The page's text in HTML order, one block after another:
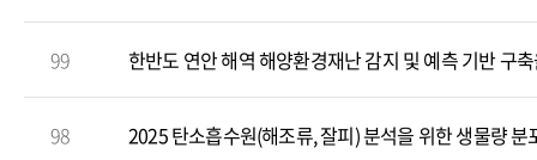
99
98 2025 탄소흡수원(해조류, 잘피) 분석을 위한 생물량